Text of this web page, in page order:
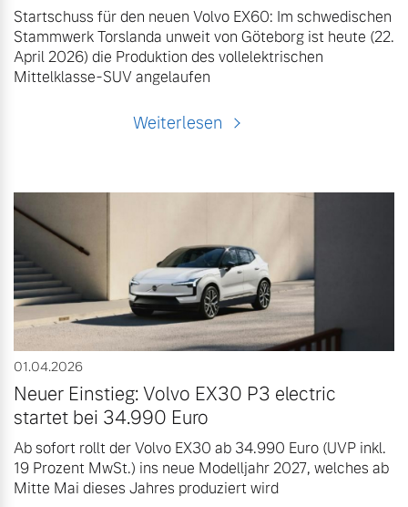
Startschuss für den neuen Volvo EX60: Im schwedischen
Stammwerk Torslanda unweit von Göteborg ist heute (22.
April 2026) die Produktion des vollelektrischen
Mittelklasse-SUV angelaufen
Weiterlesen
01.04.2026
Neuer Einstieg: Volvo EX30 P3 electric
startet bei 34.990 Euro
Ab sofort rollt der Volvo EX30 ab 34.990 Euro (UVP inkl.
19 Prozent MwSt.) ins neue Modelljahr 2027, welches ab
Mitte Mai dieses Jahres produziert wird